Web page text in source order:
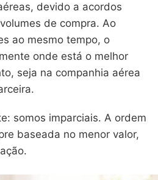
devido a acordos
de compra. Ao
ao mesmo tempo, o
onde está o melhor
seja na companhia aérea
somos imparciais. A ordem
baseada no menor valor,